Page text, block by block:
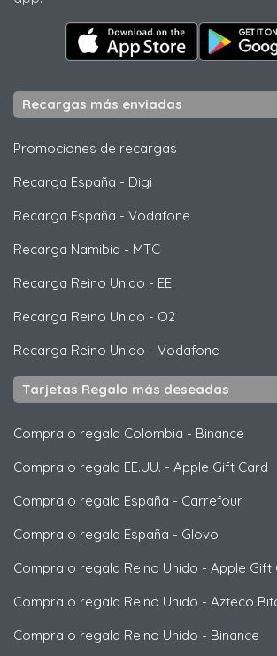
Recargas más enviadas
Promociones de recargas
Recarga España - Digi
Recarga España - Vodafone
Recarga Namibia - MTC
Recarga Reino Unido - EE
Recarga Reino Unido - O2
Recarga Reino Unido - Vodafone
Tarjetas Regalo más deseadas
Compra o regala Colombia - Binance
Compra o regala EE.UU. - Apple Gift Card
Compra o regala España - Carrefour
Compra o regala España - Glovo
Compra o regala Reino Unido - Apple Gift
Compra o regala Reino Unido - Azteco
Compra o regala Reino Unido - Binance